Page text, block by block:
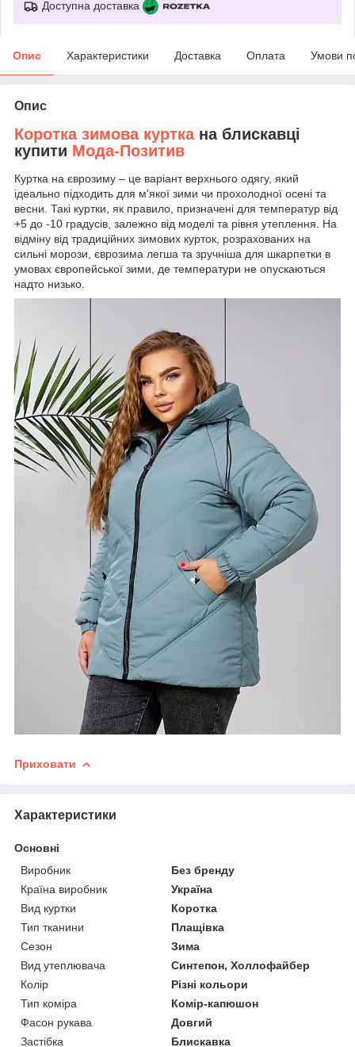
Доступна доставка
Опис Характеристики Доставка Оплата Умови
Опис
Коротка зимова курткана блискавці
купити Мода-Позитив
Куртка на єврозиму – це варіант верхнього одягу, який
ідеально підходить для м'якої зими чи прохолодної осені та
весни. Такі куртки, як правило, призначені для температур від
+5 до -10 градусів, залежно від моделі та рівня утеплення. На
відміну від традиційних зимових курток, розрахованих на
сильні морози, єврозима легша та зручніша для шкарпетки в
умовах європейської зими, де температури не опускаються
надто низько.
Приховати
Характеристики
Основні
Виробник
Без бренду
Країна виробник
Україна
Вид куртки
Коротка
Тип тканини
Плащівка
Сезон
Зима
Вид утеплювача
Синтепон, Холлофайбер
Колір
Різні кольори
Тип коміра
Комір-капюшон
Фасон рукава
Довгий
Застібка
Блискавка